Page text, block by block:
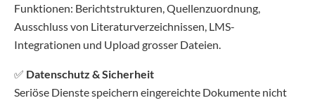
Funktionen: Berichtstrukturen, Quellenzuordnung,
Ausschluss von Literaturverzeichnissen, LMS-
Integrationen und Upload grosser Dateien.
✅ Datenschutz & Sicherheit
Seriöse Dienste speichern eingereichte Dokumente nicht